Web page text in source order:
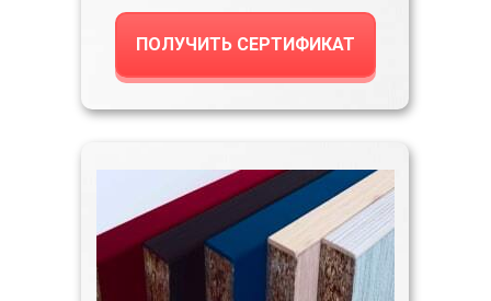
ПОЛУЧИТЬ СЕРТИФИКАТ